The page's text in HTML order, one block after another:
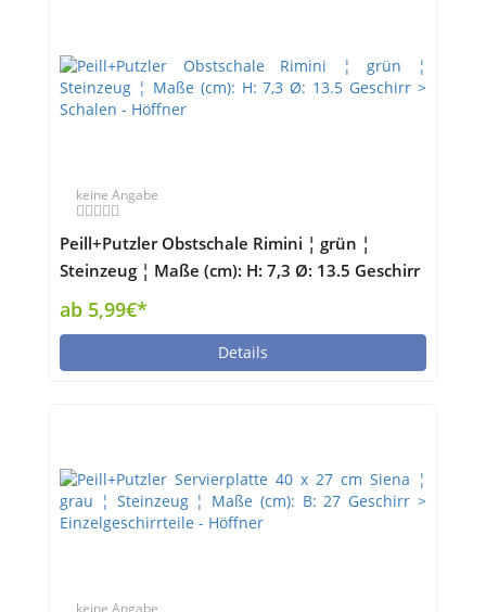
keine Angabe
Peill+Putzler Obstschale Rimini ¦ grün ¦
Steinzeug ¦ Maße (cm): H: 7,3 Ø: 13.5 Geschirr
> Schalen - Höffner
ab 5,99€*
Details
keine Angabe